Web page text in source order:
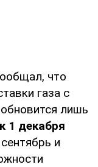
что
газа с
лишь
1 декабря
и